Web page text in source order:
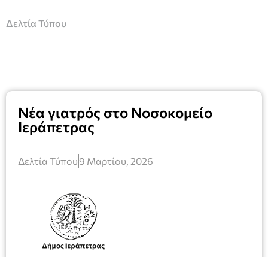
Δελτία Τύπου
Νέα γιατρός στο Νοσοκομείο
Ιεράπετρας
Δελτία Τύπου 9 Μαρτίου, 2026